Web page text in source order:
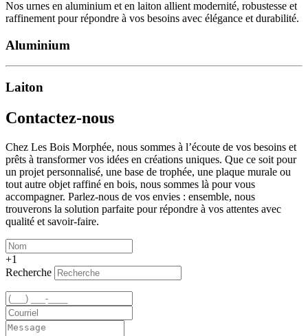
Nos urnes en aluminium et en laiton allient modernité, robustesse et
raffinement pour répondre à vos besoins avec élégance et durabilité.
Aluminium
Laiton
Contactez-nous
Chez Les Bois Morphée, nous sommes à l’écoute de vos besoins et
prêts à transformer vos idées en créations uniques. Que ce soit pour
un projet personnalisé, une base de trophée, une plaque murale ou
tout autre objet raffiné en bois, nous sommes là pour vous
accompagner. Parlez-nous de vos envies : ensemble, nous
trouverons la solution parfaite pour répondre à vos attentes avec
qualité et savoir-faire.
+1
Recherche